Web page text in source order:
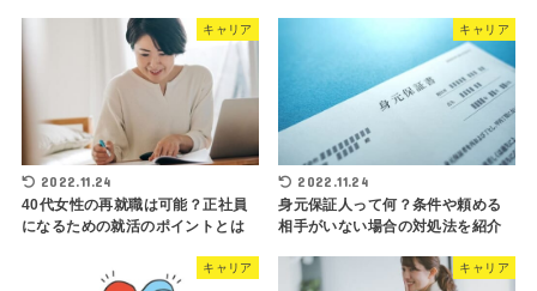
キャリア
2022.11.24
40代女性の再就職は可能？正社員
になるための就活のポイントとは
キャリア
2022.11.24
身元保証人って何？条件や頼める
相手がいない場合の対処法を紹介
キャリア キャリア